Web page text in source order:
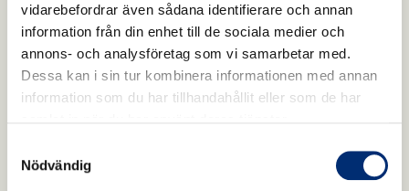
vidarebefordrar även sådana identifierare och annan
information från din enhet till de sociala medier och
annons- och analysföretag som vi samarbetar med.
Dessa kan i sin tur kombinera informationen med annan
information som du har tillhandahållit eller som de har
Nödvändig